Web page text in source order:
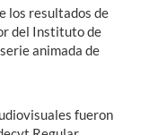
los resultados de
del Instituto de
animada de
fueron